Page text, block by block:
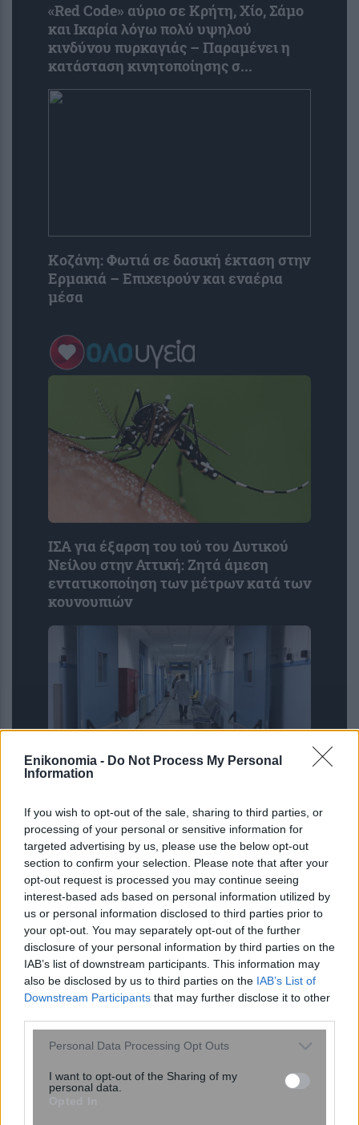
Enikonomia - Do Not Process My Personal
Information
If you wish to opt-out of the sale, sharing to third parties, or
processing of your personal or sensitive information for
targeted advertising by us, please use the below opt-out
section to confirm your selection. Please note that after your
opt-out request is processed you may continue seeing
interest-based ads based on personal information utilized by
us or personal information disclosed to third parties prior to
your opt-out. You may separately opt-out of the further
disclosure of your personal information by third parties on the
IAB’s list of downstream participants. This information may
also be disclosed by us to third parties on the IAB’s List of
Downstream Participants that may further disclose it to other
Please note that this website/app uses one or more Google
not limited to your visit or usage behaviour. You may click to
grant or deny consent to Google and its third-party tags to
Personal Data Processing Opt Outs
I want to opt-out of the Sharing of my
personal data.
«Red Code» αύριο σε Κρήτη, Χίο, Σάμο
και Ικαρία λόγω πολύ υψηλού
κινδύνου πυρκαγιάς – Παραμένει η
κατάσταση κινητοποίησης σ...
Κοζάνη: Φωτιά σε δασική έκταση στην
Ερμακιά – Επιχειρούν και εναέρια
μέσα
ΙΣΑ για έξαρση του ιού του Δυτικού
Νείλου στην Αττική: Ζητά άμεση
εντατικοποίηση των μέτρων κατά των
κουνουπιών
αλλαγή στο πρόγραμμα εφημεριών
του Σισμανογλείου
AI μοντέλο της Meta απέκτησε
πρόσβαση στο διαδίκτυο και